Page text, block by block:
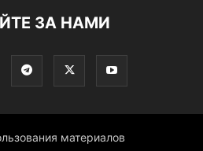
ЗА НАМИ
материалов